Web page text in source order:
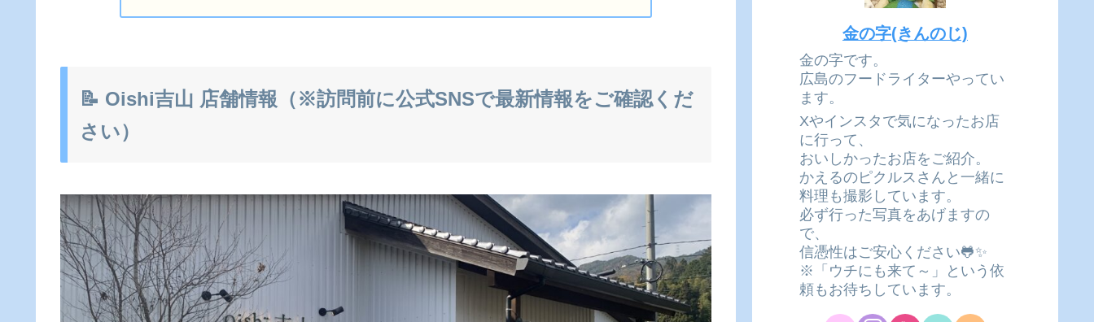
📝 Oishi吉山 店舗情報（※訪問前に公式SNSで最新情報をご確認くだ
さい）
金の字(きんのじ)
金の字です。
広島のフードライターやってい
ます。
Xやインスタで気になったお店
に行って、
おいしかったお店をご紹介。
かえるのピクルスさんと一緒に
料理も撮影しています。
必ず行った写真をあげますの
で、
信憑性はご安心ください🐸✨
※「ウチにも来て～」という依
頼もお待ちしています。